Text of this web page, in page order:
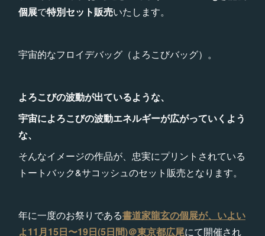
個展で特別セット販売いたします。
宇宙的なフロイデバッグ（よろこびバッグ）。
よろこびの波動が出ているような、
宇宙によろこびの波動エネルギーが広がっていくよう
な、
そんなイメージの作品が、忠実にプリントされている
トートバック&サコッシュのセット販売となります。
年に一度のお祭りである書道家龍玄の個展が、いよい
よ11月15日〜19日(5日間)＠東京都広尾にて開催され